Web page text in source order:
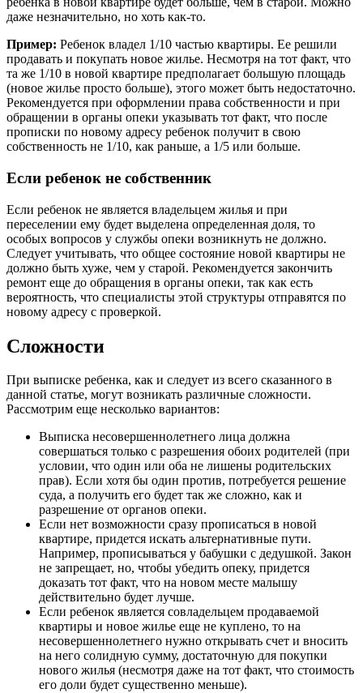
даже незначительно, но хоть как-то.
Пример: Ребенок владел 1/10 частью квартиры. Ее решили
продавать и покупать новое жилье. Несмотря на тот факт, что
та же 1/10 в новой квартире предполагает большую площадь
(новое жилье просто больше), этого может быть недостаточно.
Рекомендуется при оформлении права собственности и при
обращении в органы опеки указывать тот факт, что после
прописки по новому адресу ребенок получит в свою
собственность не 1/10, как раньше, а 1/5 или больше.
Если ребенок не собственник
Если ребенок не является владельцем жилья и при
переселении ему будет выделена определенная доля, то
особых вопросов у службы опеки возникнуть не должно.
Следует учитывать, что общее состояние новой квартиры не
должно быть хуже, чем у старой. Рекомендуется закончить
ремонт еще до обращения в органы опеки, так как есть
вероятность, что специалисты этой структуры отправятся по
новому адресу с проверкой.
Сложности
При выписке ребенка, как и следует из всего сказанного в
данной статье, могут возникать различные сложности.
Рассмотрим еще несколько вариантов:
Выписка несовершеннолетнего лица должна
совершаться только с разрешения обоих родителей (при
условии, что один или оба не лишены родительских
прав). Если хотя бы один против, потребуется решение
суда, а получить его будет так же сложно, как и
разрешение от органов опеки.
Если нет возможности сразу прописаться в новой
квартире, придется искать альтернативные пути.
Например, прописываться у бабушки с дедушкой. Закон
не запрещает, но, чтобы убедить опеку, придется
доказать тот факт, что на новом месте малышу
действительно будет лучше.
Если ребенок является совладельцем продаваемой
квартиры и новое жилье еще не куплено, то на
несовершеннолетнего нужно открывать счет и вносить
на него солидную сумму, достаточную для покупки
нового жилья (несмотря даже на тот факт, что стоимость
его доли будет существенно меньше).